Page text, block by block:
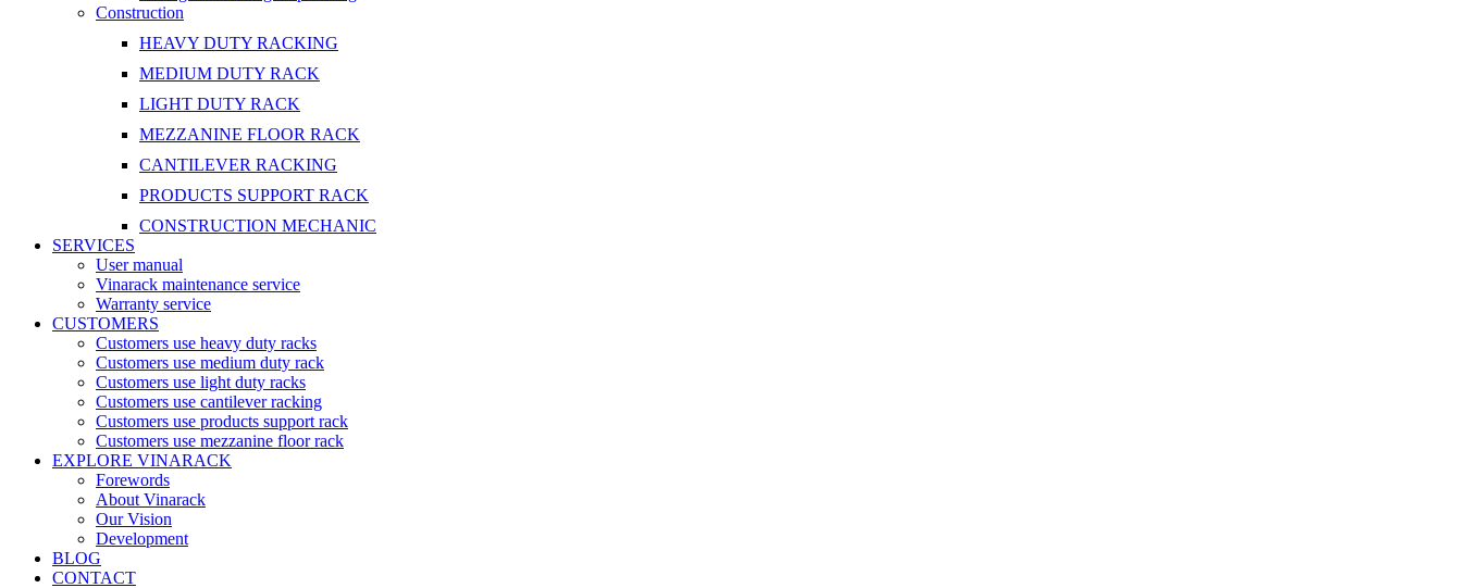
Construction
HEAVY DUTY RACKING
MEDIUM DUTY RACK
LIGHT DUTY RACK
MEZZANINE FLOOR RACK
CANTILEVER RACKING
PRODUCTS SUPPORT RACK
CONSTRUCTION MECHANIC
SERVICES
User manual
Vinarack maintenance service
Warranty service
CUSTOMERS
Customers use heavy duty racks
Customers use medium duty rack
Customers use light duty racks
Customers use cantilever racking
Customers use products support rack
Customers use mezzanine floor rack
EXPLORE VINARACK
Forewords
About Vinarack
Our Vision
Development
BLOG
CONTACT